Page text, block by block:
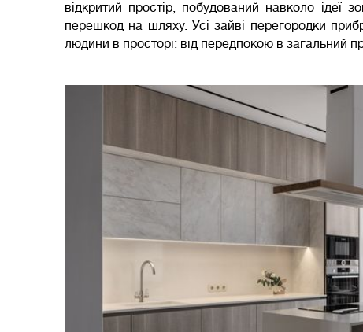
відкритий простір, побудований навколо
перешкод на шляху. Усі зайві перегородки
людини в просторі: від передпокою в загальний